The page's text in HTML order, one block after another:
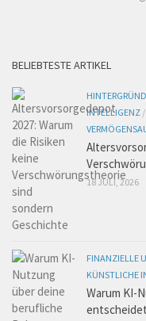
BELIEBTESTE ARTIKEL
INTELLIGENZ /
18 JULI, 2026
FINANZIELLE
KÜNSTLICHE
Warum KI-
entscheidet